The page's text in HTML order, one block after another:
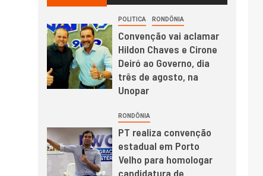
POLITICA RONDÔNIA
Convenção vai aclamar
Hildon Chaves e Cirone
Deiró ao Governo, dia
três de agosto, na
Unopar
RONDÔNIA
PT realiza convenção
estadual em Porto
Velho para homologar
candidatura de